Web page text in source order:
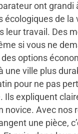
ont grandi
écologiques de la
leur travail. Des
si vous ne
options
une ville plus
pour ne pas
Ils expliquent
novice. Avec nos
une pièce,